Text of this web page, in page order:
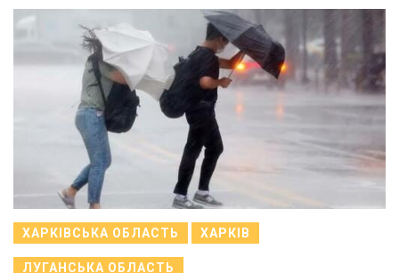
ХАРКІВСЬКА ОБЛАСТЬ ХАРКІВ
ЛУГАНСЬКА ОБЛАСТЬ